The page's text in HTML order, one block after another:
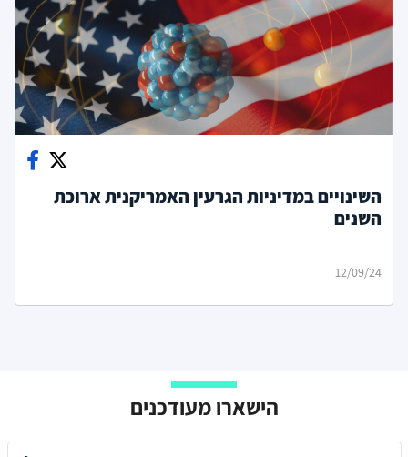
השינויים במדיניות הגרעין האמריקנית ארוכת
השנים
12/09/24
הישארו מעודכנים